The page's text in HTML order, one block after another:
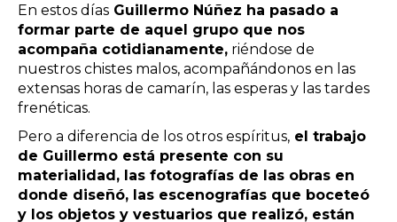
En estos días Guillermo Núñez ha pasado a
formar parte de aquel grupo que nos
acompaña cotidianamente, riéndose de
nuestros chistes malos, acompañándonos en las
extensas horas de camarín, las esperas y las tardes
frenéticas.
Pero a diferencia de los otros espíritus, el trabajo
de Guillermo está presente con su
materialidad, las fotografías de las obras en
donde diseñó, las escenografías que boceteó
y los objetos y vestuarios que realizó, están